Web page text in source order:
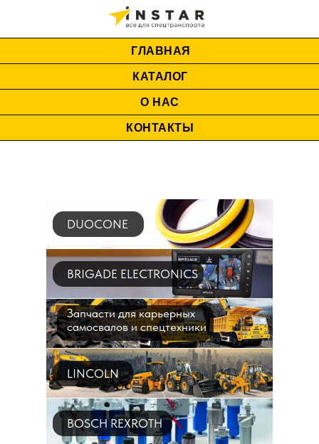
ГЛАВНАЯ
КАТАЛОГ
О НАС
КОНТАКТЫ
DUOCONE
BRIGADE ELECTRONICS
Запчасти для карьерных
самосвалов и спецтехники
LINCOLN
BOSCH REXROTH